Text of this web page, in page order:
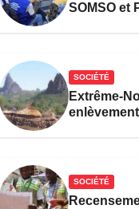
SOMSO et
SOCIÉTÉ
Extrême-
SOCIÉTÉ